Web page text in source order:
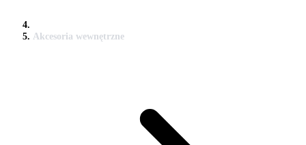
Akcesoria wewnętrzne